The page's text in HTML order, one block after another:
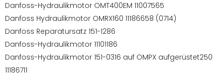
Danfoss-Hydraulikmotor OMT400EM 11007565
Danfoss Hydraulikmotor OMRX160 11186658 (0714)
Danfoss Reparatursatz 151-1286
Danfoss-Hydraulikmotor 11101186
Danfoss-Hydraulikmotor 151-0316 auf OMPX aufgerüstet250
11186711